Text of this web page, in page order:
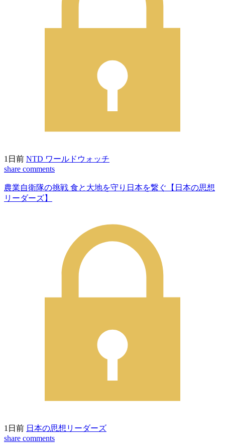
1日前 NTD ワールドウォッチ
share comments
農業自衛隊の挑戦 食と大地を守り日本を繋ぐ【日本の思想
リーダーズ】
1日前 日本の思想リーダーズ
share comments